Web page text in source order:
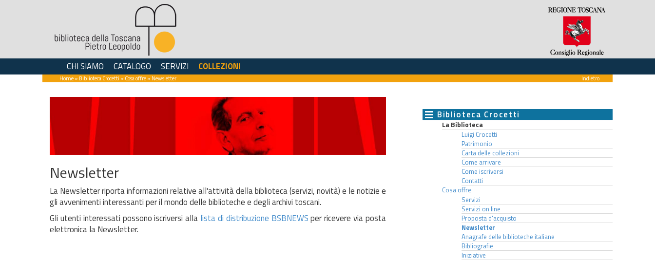
CHI SIAMO CATALOGO SERVIZI COLLEZIONI
Home» Biblioteca Crocetti » Cosa offre» Newsletter Indietro
Newsletter
La Newsletter riporta informazioni relative all'attività della biblioteca (servizi, novità) e le notizie e
gli avvenimenti interessanti per il mondo delle biblioteche e degli archivi toscani.
Gli utenti interessati possono iscriversi alla lista di distribuzione BSBNEWSper ricevere via posta
elettronica la Newsletter.
Biblioteca Crocetti
La Biblioteca
Luigi Crocetti
Patrimonio
Carta delle collezioni
Come arrivare
Come iscriversi
Contatti
Cosa offre
Servizi
Servizi on line
Proposta d'acquisto
Newsletter
Anagrafe delle biblioteche italiane
Bibliografie
Iniziative